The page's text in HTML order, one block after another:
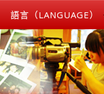
語言（LANGUAGE）